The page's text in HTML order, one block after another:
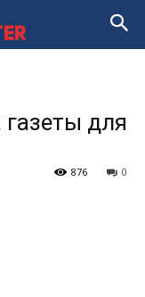
газеты для
0
876